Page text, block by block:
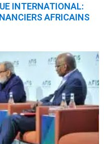
INTERNATIONAL:
AFRICAINS